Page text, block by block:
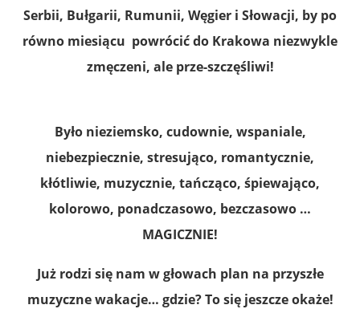
Serbii, Bułgarii, Rumunii, Węgier i Słowacji, by po
równo miesiącu powrócić do Krakowa niezwykle
zmęczeni, ale prze-szczęśliwi!
Było nieziemsko, cudownie, wspaniale,
niebezpiecznie, stresująco, romantycznie,
kłótliwie, muzycznie, tańcząco, śpiewająco,
kolorowo, ponadczasowo, bezczasowo …
MAGICZNIE!
Już rodzi się nam w głowach plan na przyszłe
muzyczne wakacje… gdzie? To się jeszcze okaże!